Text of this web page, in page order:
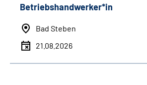
Betriebshandwerker*in
Bad Steben
21.08.2026